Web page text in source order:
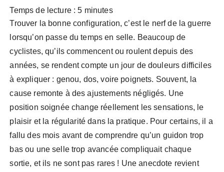
Temps de lecture :5 minutes
Trouver la bonne configuration, c’est le nerf de la guerre
lorsqu’on passe du temps en selle. Beaucoup de
cyclistes, qu’ils commencent ou roulent depuis des
années, se rendent compte un jour de douleurs difficiles
à expliquer : genou, dos, voire poignets. Souvent, la
cause remonte à des ajustements négligés. Une
position soignée change réellement les sensations, le
plaisir et la régularité dans la pratique. Pour certains, il a
fallu des mois avant de comprendre qu’un guidon trop
bas ou une selle trop avancée compliquait chaque
sortie, et ils ne sont pas rares ! Une anecdote revient